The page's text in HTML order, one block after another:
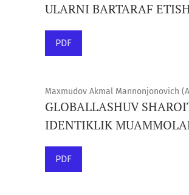
ULARNI BARTARAF
PDF
Maxmudov Akmal Mannonjonovich
GLOBALLASHUV
IDENTIKLIK
PDF